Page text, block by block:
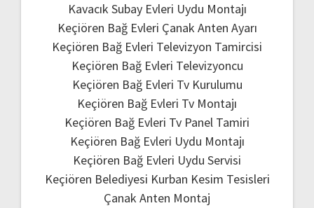
Kavacık Subay Evleri Uydu Montajı
Keçiören Bağ Evleri Çanak Anten Ayarı
Keçiören Bağ Evleri Televizyon Tamircisi
Keçiören Bağ Evleri Televizyoncu
Keçiören Bağ Evleri Tv Kurulumu
Keçiören Bağ Evleri Tv Montajı
Keçiören Bağ Evleri Tv Panel Tamiri
Keçiören Bağ Evleri Uydu Montajı
Keçiören Bağ Evleri Uydu Servisi
Keçiören Belediyesi Kurban Kesim Tesisleri
Çanak Anten Montaj